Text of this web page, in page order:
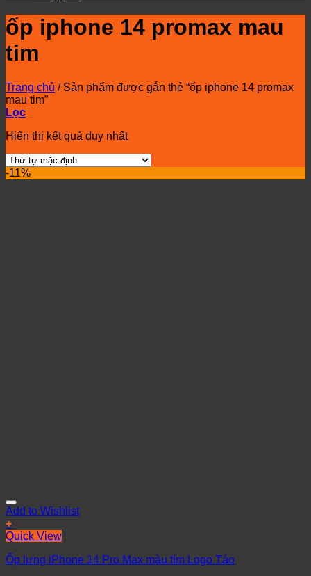
ốp iphone 14 promax mau
tim
Trang chủ /Sản phẩm được gắn thẻ “ốp iphone 14 promax
mau tim”
Lọc
Hiển thị kết quả duy nhất
-11%
Add to Wishlist
+
Quick View
Ốp lưng iPhone 14 Pro Max màu tím Logo Táo